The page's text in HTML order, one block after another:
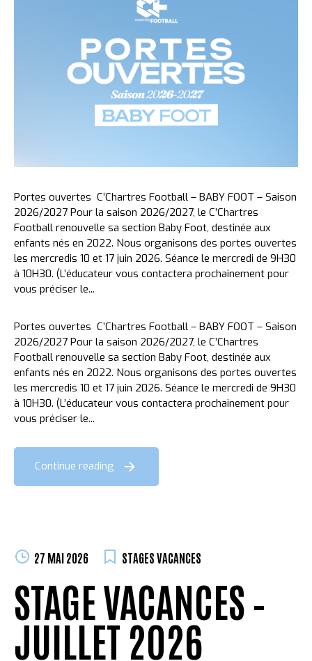
Portes ouvertes C’Chartres Football – BABY FOOT – Saison
2026/2027 Pour la saison 2026/2027, le C’Chartres
Football renouvelle sa section Baby Foot, destinée aux
enfants nés en 2022. Nous organisons des portes ouvertes
les mercredis 10 et 17 juin 2026. Séance le mercredi de 9H30
à 10H30. (L’éducateur vous contactera prochainement pour
vous préciser le...
Portes ouvertes C’Chartres Football – BABY FOOT – Saison
2026/2027 Pour la saison 2026/2027, le C’Chartres
Football renouvelle sa section Baby Foot, destinée aux
enfants nés en 2022. Nous organisons des portes ouvertes
les mercredis 10 et 17 juin 2026. Séance le mercredi de 9H30
à 10H30. (L’éducateur vous contactera prochainement pour
vous préciser le...
Continue reading
27 MAI 2026 STAGES VACANCES
STAGE VACANCES –
JUILLET 2026